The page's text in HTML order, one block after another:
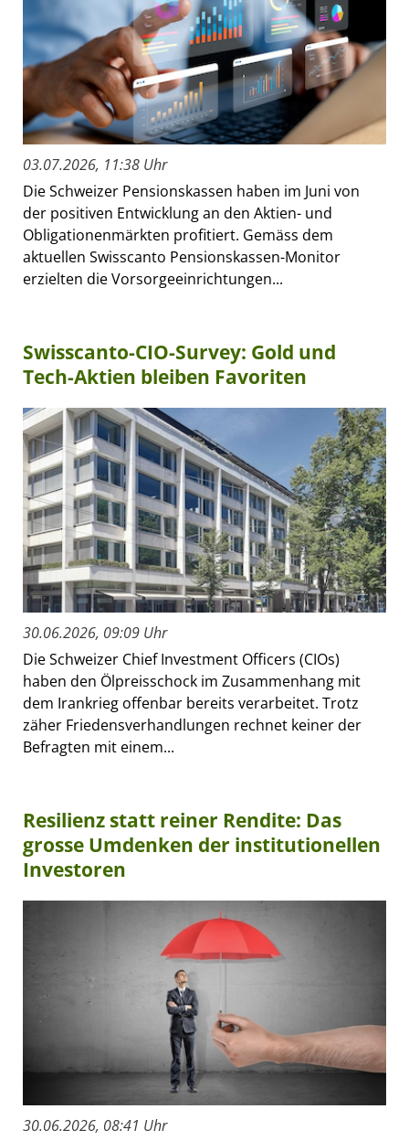
03.07.2026, 11:38 Uhr
Die Schweizer Pensionskassen haben im Juni von
der positiven Entwicklung an den Aktien- und
Obligationenmärkten profitiert. Gemäss dem
aktuellen Swisscanto Pensionskassen-Monitor
erzielten die Vorsorgeeinrichtungen...
Swisscanto-CIO-Survey: Gold und
Tech-Aktien bleiben Favoriten
30.06.2026, 09:09 Uhr
Die Schweizer Chief Investment Officers (CIOs)
haben den Ölpreisschock im Zusammenhang mit
dem Irankrieg offenbar bereits verarbeitet. Trotz
zäher Friedensverhandlungen rechnet keiner der
Befragten mit einem...
Resilienz statt reiner Rendite: Das
grosse Umdenken der institutionellen
Investoren
30.06.2026, 08:41 Uhr